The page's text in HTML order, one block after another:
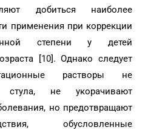
добиться наиболее
применения при коррекции
степени у детей
[10]. Однако следует
растворы не
стула, не укорачивают
но предотвращают
обусловленные